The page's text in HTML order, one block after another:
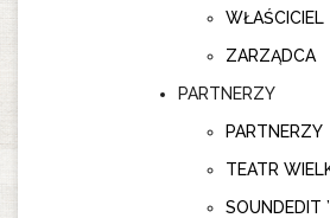
WŁAŚCICIEL
ZARZĄDCA
PARTNERZY
PARTNERZY
TEATR
SOUNDEDIT